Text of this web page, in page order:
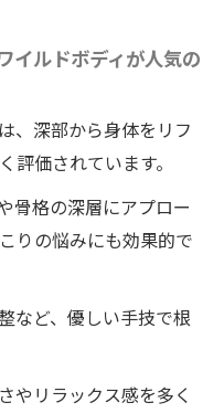
イルドボディが人気の
、深部から身体をリフ
評価されています。
骨格の深層にアプロー
りの悩みにも効果的で
など、優しい手技で根
やリラックス感を多く